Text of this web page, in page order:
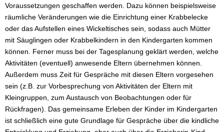
Voraussetzungen geschaffen werden. Dazu können beispielsweise
räumliche Veränderungen wie die Einrichtung einer Krabbelecke
oder das Aufstellen eines Wickeltisches sein, sodass auch Mütter
mit Säuglingen oder Krabbelkindern in den Kindergarten kommen
können. Ferner muss bei der Tagesplanung geklärt werden, welche
Aktivitäten (eventuell) anwesende Eltern übernehmen können.
Außerdem muss Zeit für Gespräche mit diesen Eltern vorgesehen
sein (z.B. zur Vorbesprechung von Aktivitäten der Eltern mit
Kleingruppen, zum Austausch von Beobachtungen oder für
Rückfragen). Das gemeinsame Erleben der Kinder im Kindergarten
ist schließlich eine gute Grundlage für Gespräche über die kindliche